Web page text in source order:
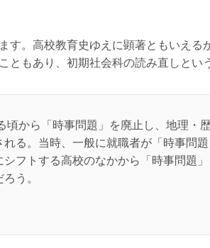
す。高校教育史ゆえに顕著ともいえる
もあり、初期社会科の読み直しとい
頃から「時事問題」を廃止し、地理・
る。当時、一般に就職者が「時事問
フトする高校のなかから「時事問題
う。